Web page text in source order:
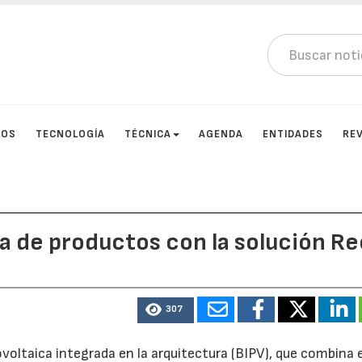
TECNOLOGÍA TÉCNICA AGENDA ENTIDADES
de productos con la solución
307
integrada en la arquitectura (BIPV), que combina